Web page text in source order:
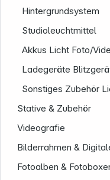
Hintergrundsystem
Studioleuchtmittel
Akkus Licht Foto/
Ladegeräte
Sonstiges Zubehör
Stative & Zubehör
Videografie
Bilderrahmen &
Fotoalben &